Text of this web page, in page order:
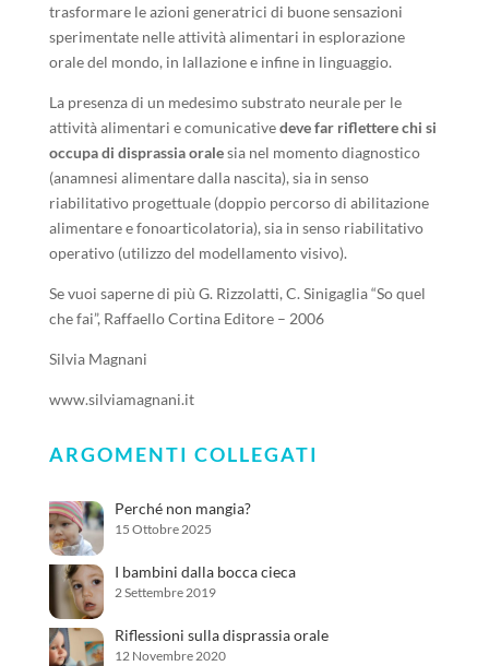
trasformare le azioni generatrici di buone sensazioni
sperimentate nelle attività alimentari in esplorazione
orale del mondo, in lallazione e infine in linguaggio.
La presenza di un medesimo substrato neurale per le
attività alimentari e comunicativedeve far riflettere chi si
occupa di disprassia oralesia nel momento diagnostico
(anamnesi alimentare dalla nascita), sia in senso
riabilitativo progettuale (doppio percorso di abilitazione
alimentare e fonoarticolatoria), sia in senso riabilitativo
operativo (utilizzo del modellamento visivo).
Se vuoi saperne di più G. Rizzolatti, C. Sinigaglia “So quel
che fai”, Raffaello Cortina Editore – 2006
Silvia Magnani
www.silviamagnani.it
ARGOMENTI COLLEGATI
Perché non mangia?
15 Ottobre 2025
I bambini dalla bocca cieca
2 Settembre 2019
Riflessioni sulla disprassia orale
12 Novembre 2020